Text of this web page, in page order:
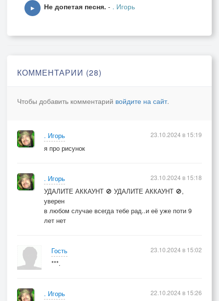
▶ Не допетая песня. - . Игорь
КОММЕНТАРИИ (28)
Чтобы добавить комментарий войдите на сайт.
. Игорь
я про рисунок
23.10.2024 в 15:19
. Игорь
УДАЛИТЕ АККАУНТ 🚫 УДАЛИТЕ АККАУНТ 🚫,
уверен
в любом случае всегда тебе рад..и её уже поти 9
лет нет
23.10.2024 в 15:18
Гость
***.
23.10.2024 в 15:02
. Игорь
22.10.2024 в 15:26